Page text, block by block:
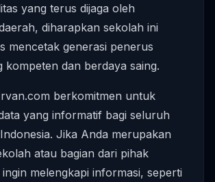
yang terus dijaga oleh
diharapkan sekolah ini
mencetak generasi penerus
kompeten dan berdaya saing.
berkomitmen untuk
yang informatif bagi seluruh
Jika Anda merupakan
atau bagian dari pihak
melengkapi informasi, seperti